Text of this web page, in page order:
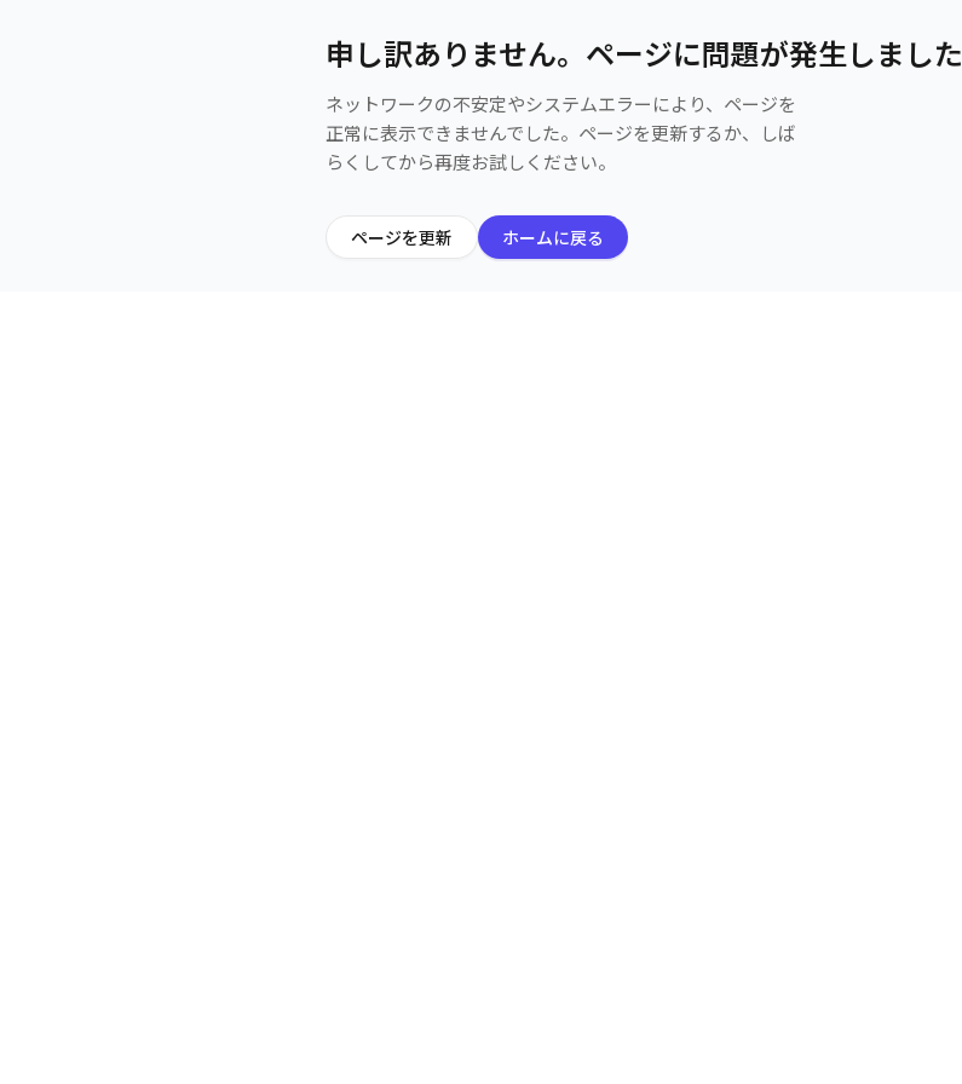
申し訳ありません。ページに問題が発生しました
ネットワークの不安定やシステムエラーにより、ページを
正常に表示できませんでした。ページを更新するか、しば
らくしてから再度お試しください。
ページを更新 ホームに戻る